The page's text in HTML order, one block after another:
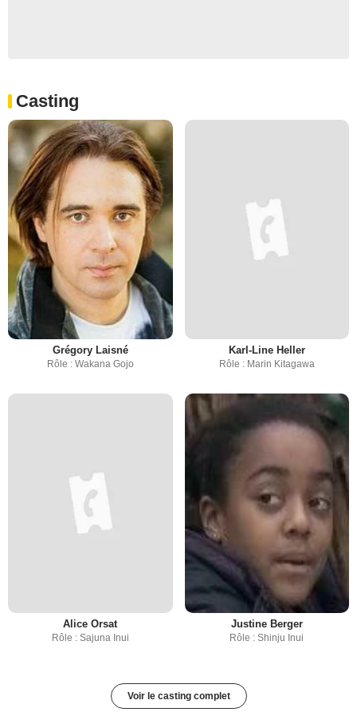
Casting
Grégory Laisné
Rôle : Wakana Gojo
Karl-Line Heller
Rôle : Marin Kitagawa
Alice Orsat
Rôle : Sajuna Inui
Justine Berger
Rôle : Shinju Inui
Voir le casting complet